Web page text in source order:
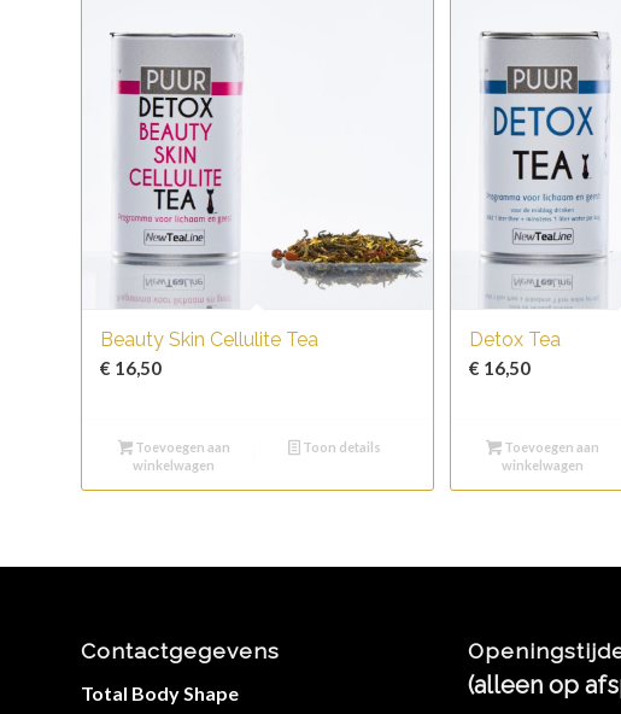
Beauty Skin Cellulite Tea
€ 16,50
Toevoegen aan
winkelwagen
Toon details
Detox Tea
€ 16,50
Toevoegen aan
winkelwagen
Contactgegevens
Total Body Shape
(alleen op